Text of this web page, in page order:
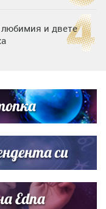
и двете
и Пламен
си
Edna